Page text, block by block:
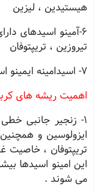
هیستیدین ، لیزین
6-آمینو اسیدهای
تیروزین ، تریپتوفان
7- اسیدامینه ایمینو اسید : پرولین
اهمیت ریشه های
1- زنجیر جانبی
ایزولوسین و
تریپتوفان ، خاصیت
این امینو اسیدها
می شوند .